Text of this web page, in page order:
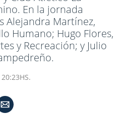
En la jornada
Alejandra Martínez,
Humano; Hugo Flores,
y Recreación; y Julio